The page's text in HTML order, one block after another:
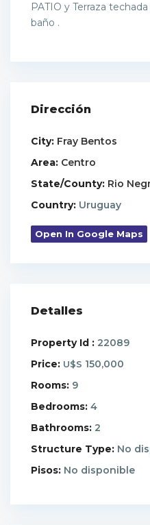
PATIO y Terraza
baño .
Dirección
City: Fray Bentos
Area: Centro
State/County: Rio
Country: Uruguay
Open In Google Maps
Detalles
Property Id : 22089
Price: U$S 150,000
Rooms: 9
Bedrooms: 4
Bathrooms: 2
Structure Type: No
Pisos: No disponible